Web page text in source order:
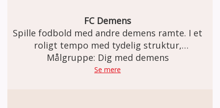
FC Demens
Spille fodbold med andre demens ramte. I et
roligt tempo med tydelig struktur,
gentagelser, tålmodighed og omsorg. Kom
og være med når FC Demens træner fodbold
Målgruppe: Dig med demens
Se mere